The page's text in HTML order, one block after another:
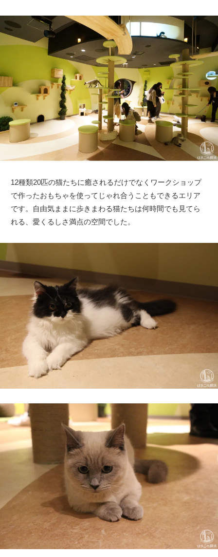
12種類20匹の猫たちに癒されるだけでなくワークショップ
で作ったおもちゃを使ってじゃれ合うこともできるエリア
です。自由気ままに歩きまわる猫たちは何時間でも見てら
れる、愛くるしさ満点の空間でした。